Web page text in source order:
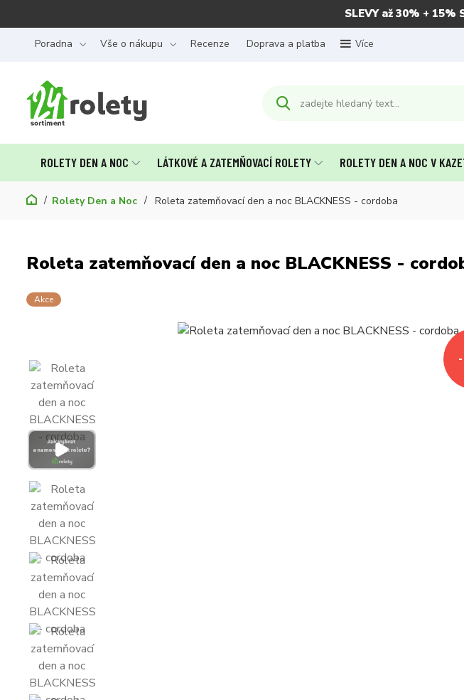
SLEVY až 30% + 15%
Poradna Vše o nákupu Recenze Doprava a platba Více
ROLETY DEN A NOC LÁTKOVÉ A ZATEMŇOVACÍ ROLETY ROLETY DEN A NOC V
Rolety Den a Noc Roleta zatemňovací den a noc BLACKNESS - cordoba
Roleta zatemňovací den a noc BLACKNESS -
Akce